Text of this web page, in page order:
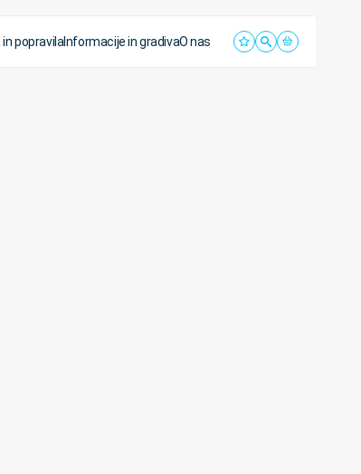
in popravilaInformacije in gradivaO nas